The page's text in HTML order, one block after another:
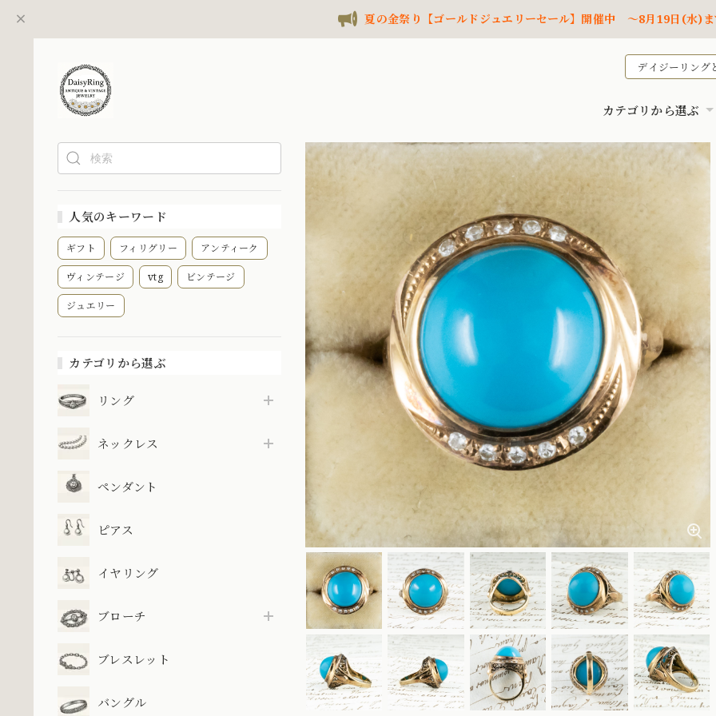
夏の金祭り【ゴールドジュエリーセール】開催中 ～8月19日(水)
デイジーリング
カテゴリから選ぶ
人気のキーワード
ギフト フィリグリー アンティーク
ヴィンテージ vtg ビンテージ
ジュエリー
カテゴリから選ぶ
リング
ネックレス
ペンダント
ピアス
イヤリング
ブローチ
ブレスレット
バングル